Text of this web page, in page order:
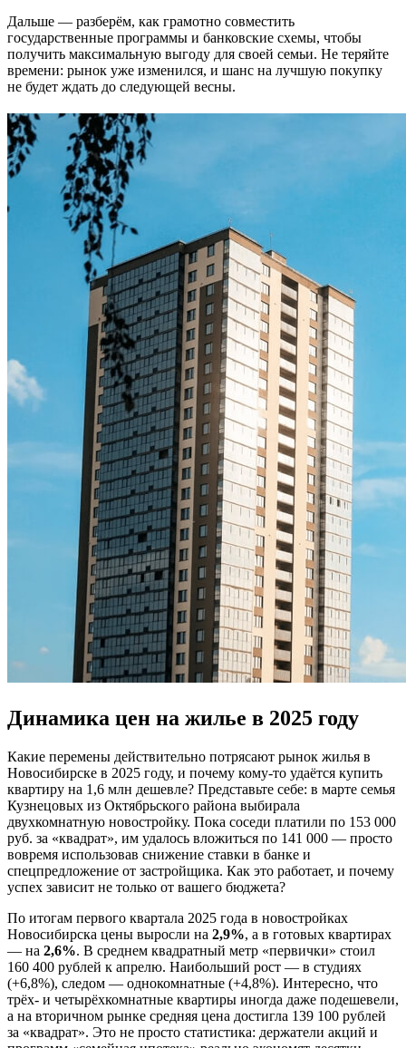
Дальше — разберём, как грамотно совместить
государственные программы и банковские схемы, чтобы
получить максимальную выгоду для своей семьи. Не теряйте
времени: рынок уже изменился, и шанс на лучшую покупку
не будет ждать до следующей весны.
Динамика цен на жилье в 2025 году
Какие перемены действительно потрясают рынок жилья в
Новосибирске в 2025 году, и почему кому-то удаётся купить
квартиру на 1,6 млн дешевле? Представьте себе: в марте семья
Кузнецовых из Октябрьского района выбирала
двухкомнатную новостройку. Пока соседи платили по 153 000
руб. за «квадрат», им удалось вложиться по 141 000 — просто
вовремя использовав снижение ставки в банке и
спецпредложение от застройщика. Как это работает, и почему
успех зависит не только от вашего бюджета?
По итогам первого квартала 2025 года в новостройках
Новосибирска цены выросли на 2,9%, а в готовых квартирах
— на 2,6%. В среднем квадратный метр «первички» стоил
160 400 рублей к апрелю. Наибольший рост — в студиях
(+6,8%), следом — однокомнатные (+4,8%). Интересно, что
трёх- и четырёхкомнатные квартиры иногда даже подешевели,
а на вторичном рынке средняя цена достигла 139 100 рублей
за «квадрат». Это не просто статистика: держатели акций и